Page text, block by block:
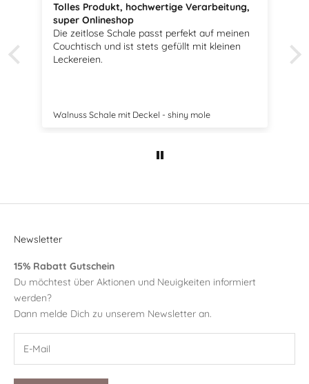
Tolle Vögel
Sehr schöne Vögel, passen perfekt zu meiner
Dekoration.
Swedish Birds Osterdekoration 2er Set - mole dot
Newsletter
15% Rabatt Gutschein
Du möchtest über Aktionen und Neuigkeiten informiert
werden?
Dann melde Dich zu unserem Newsletter an.